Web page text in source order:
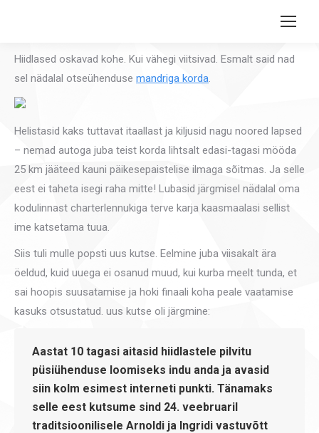
Search:
Hiidlased oskavad kohe. Kui vähegi viitsivad. Esmalt said nad
sel nädalal otseühenduse mandriga korda.
Helistasid kaks tuttavat itaallast ja kiljusid nagu noored lapsed
– nemad autoga juba teist korda lihtsalt edasi-tagasi mööda
25 km jääteed kauni päikesepaistelise ilmaga sõitmas. Ja selle
eest ei taheta isegi raha mitte! Lubasid järgmisel nädalal oma
kodulinnast charterlennukiga terve karja kaasmaalasi sellist
ime katsetama tuua.
Siis tuli mulle popsti uus kutse. Eelmine juba viisakalt ära
öeldud, kuid uuega ei osanud muud, kui kurba meelt tunda, et
sai hoopis suusatamise ja hoki finaali koha peale vaatamise
kasuks otsustatud. uus kutse oli järgmine:
Aastat 10 tagasi aitasid hiidlastele pilvitu
püsiühenduse loomiseks indu anda ja avasid
siin kolm esimest interneti punkti. Tänamaks
selle eest kutsume sind 24. veebruaril
traditsioonilisele Arnoldi ja Ingridi vastuvõtt